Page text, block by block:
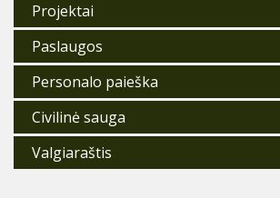
Projektai
Paslaugos
Personalo paieška
Civilinė sauga
Valgiaraštis